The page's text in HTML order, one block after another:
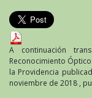
Providencia
SNAT/2018/
establece
las
normas
relativas
A continuación
Reconocimiento
la Providencia
noviembre de 2018 ,